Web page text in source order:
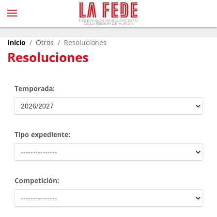
Resoluciones
Inicio Otros Resoluciones
Temporada:
Tipo expediente:
Competición: